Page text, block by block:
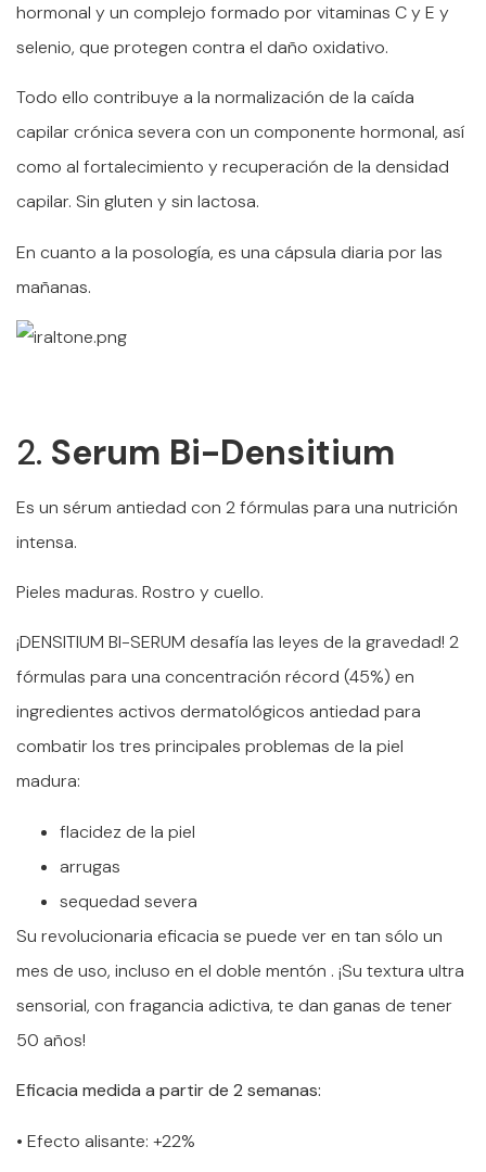
hormonal y un complejo formado por vitaminas C y E y
selenio, que protegen contra el daño oxidativo.
Todo ello contribuye a la normalización de la caída
capilar crónica severa con un componente hormonal, así
como al fortalecimiento y recuperación de la densidad
capilar. Sin gluten y sin lactosa.
En cuanto a la posología, es una cápsula diaria por las
mañanas.
2. Serum Bi-Densitium
Es un sérum antiedad con 2 fórmulas para una nutrición
intensa.
Pieles maduras. Rostro y cuello.
¡DENSITIUM BI-SERUM desafía las leyes de la gravedad! 2
fórmulas para una concentración récord (45%) en
ingredientes activos dermatológicos antiedad para
combatir los tres principales problemas de la piel
madura:
flacidez de la piel
arrugas
sequedad severa
Su revolucionaria eficacia se puede ver en tan sólo un
mes de uso, incluso en el doble mentón . ¡Su textura ultra
sensorial, con fragancia adictiva, te dan ganas de tener
50 años!
Eficacia medida a partir de 2 semanas:
• Efecto alisante: +22%